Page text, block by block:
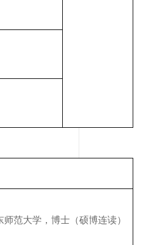
师范大学，博士（硕博连读）